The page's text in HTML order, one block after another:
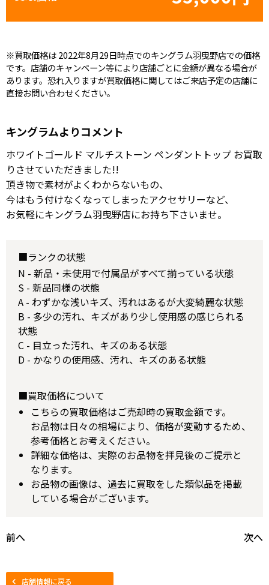
※買取価格は 2022年8月29日時点でのキングラム羽曳野店での価格
です。店舗のキャンペーン等により店舗ごとに金額が異なる場合が
あります。恐れ入りますが買取価格に関してはご来店予定の店舗に
直接お問い合わせください。
キングラムよりコメント
ホワイトゴールド マルチストーン ペンダントトップ お買取
りさせていただきました!!
頂き物で素材がよくわからないもの、
今はもう付けなくなってしまったアクセサリーなど、
お気軽にキングラム羽曳野店にお持ち下さいませ。
■ランクの状態
N - 新品・未使用で付属品がすべて揃っている状態
S - 新品同様の状態
A - わずかな浅いキズ、汚れはあるが大変綺麗な状態
B - 多少の汚れ、キズがあり少し使用感の感じられる
状態
C - 目立った汚れ、キズのある状態
D - かなりの使用感、汚れ、キズのある状態
■買取価格について
こちらの買取価格はご売却時の買取金額です。
お品物は日々の相場により、価格が変動するため、
参考価格とお考えください。
詳細な価格は、実際のお品物を拝見後のご提示と
なります。
お品物の画像は、過去に買取をした類似品を掲載
している場合がございます。
前へ 次へ
店舗情報に戻る